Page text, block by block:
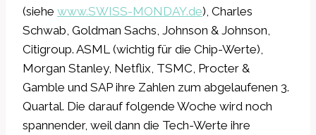
(siehe www.SWISS-MONDAY.de), Charles
Schwab, Goldman Sachs, Johnson & Johnson,
Citigroup. ASML (wichtig für die Chip-Werte),
Morgan Stanley, Netflix, TSMC, Procter &
Gamble und SAP ihre Zahlen zum abgelaufenen 3.
Quartal. Die darauf folgende Woche wird noch
spannender, weil dann die Tech-Werte ihre